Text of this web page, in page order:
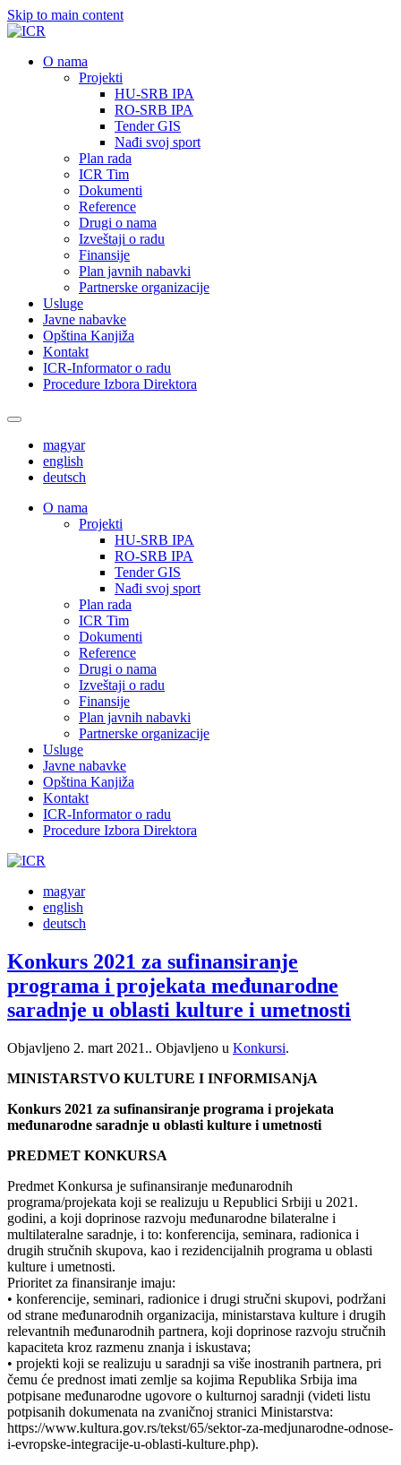
Skip to main content
О nama
Projekti
HU-SRB IPA
RO-SRB IPA
Tender GIS
Nađi svoj sport
Plan rada
ICR Tim
Dokumenti
Reference
Drugi o nama
Izveštaji o radu
Finansije
Plan javnih nabavki
Partnerske organizacije
Usluge
Javne nabavke
Opština Kanjiža
Kontakt
ICR-Informator o radu
Procedure Izbora Direktora
magyar
english
deutsch
О nama
Projekti
HU-SRB IPA
RO-SRB IPA
Tender GIS
Nađi svoj sport
Plan rada
ICR Tim
Dokumenti
Reference
Drugi o nama
Izveštaji o radu
Finansije
Plan javnih nabavki
Partnerske organizacije
Usluge
Javne nabavke
Opština Kanjiža
Kontakt
ICR-Informator o radu
Procedure Izbora Direktora
magyar
english
deutsch
Konkurs 2021 za sufinansiranje
programa i projekata međunarodne
saradnje u oblasti kulture i umetnosti
Objavljeno 2. mart 2021.. Objavljeno u Konkursi.
MINISTARSTVO KULTURE I INFORMISANjA
Konkurs 2021 za sufinansiranje programa i projekata
međunarodne saradnje u oblasti kulture i umetnosti
PREDMET KONKURSA
Predmet Konkursa je sufinansiranje međunarodnih
programa/projekata koji se realizuju u Republici Srbiji u 2021.
godini, a koji doprinose razvoju međunarodne bilateralne i
multilateralne saradnje, i to: konferencija, seminara, radionica i
drugih stručnih skupova, kao i rezidencijalnih programa u oblasti
kulture i umetnosti.
Prioritet za finansiranje imaju:
• konferencije, seminari, radionice i drugi stručni skupovi, podržani
od strane međunarodnih organizacija, ministarstava kulture i drugih
relevantnih međunarodnih partnera, koji doprinose razvoju stručnih
kapaciteta kroz razmenu znanja i iskustava;
• projekti koji se realizuju u saradnji sa više inostranih partnera, pri
čemu će prednost imati zemlje sa kojima Republika Srbija ima
potpisane međunarodne ugovore o kulturnoj saradnji (videti listu
potpisanih dokumenata na zvaničnoj stranici Ministarstva:
https://www.kultura.gov.rs/tekst/65/sektor-za-medjunarodne-odnose-
i-evropske-integracije-u-oblasti-kulture.php).